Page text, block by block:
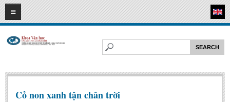
08 2026
HOME
Faculty of Literature
Cỏ non xanh tận chân trời